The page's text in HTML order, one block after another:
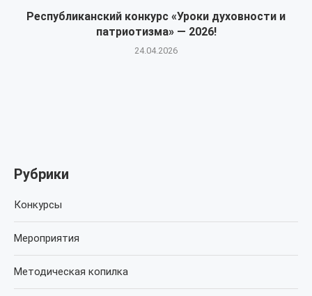
Республиканский конкурс «Уроки духовности и
патриотизма» — 2026!
24.04.2026
Рубрики
Конкурсы
Мероприятия
Методическая копилка